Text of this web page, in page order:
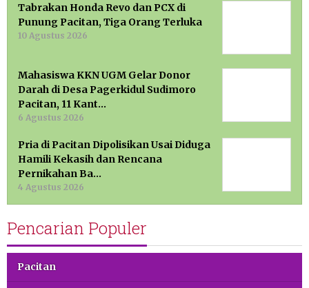
Tabrakan Honda Revo dan PCX di
Punung Pacitan, Tiga Orang Terluka
10 Agustus 2026
Mahasiswa KKN UGM Gelar Donor
Darah di Desa Pagerkidul Sudimoro
Pacitan, 11 Kant…
6 Agustus 2026
Pria di Pacitan Dipolisikan Usai Diduga
Hamili Kekasih dan Rencana
Pernikahan Ba…
4 Agustus 2026
Pencarian Populer
Pacitan